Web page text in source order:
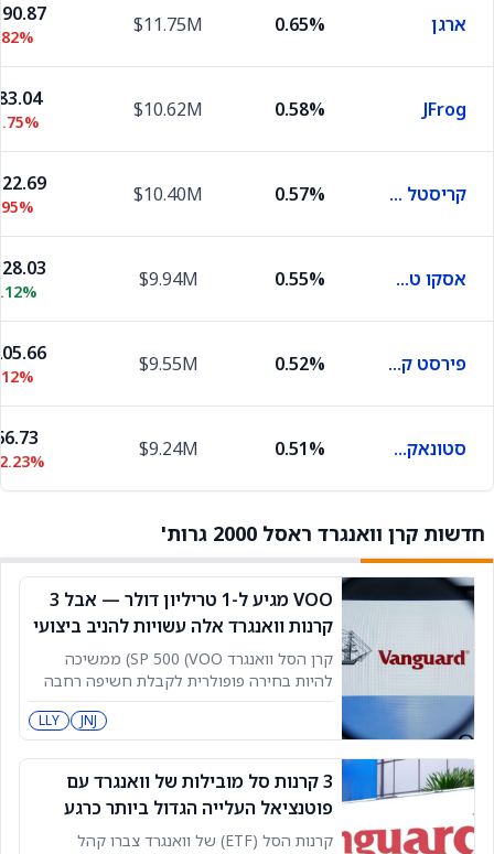
ארגן 0.65%
$11.75M
JFrog
0.58%
$10.62M
קריסטל ביוטק 0.57%
$10.40M
אסקו טכנולוג׳יז 0.55%
$9.94M
פירסט קאש פייננשל שירותים 0.52%
$9.55M
סטונאקס גרופ 0.51%
$9.24M
חדשות קרן וואנגרד ראסל 2000 גרות'
VOO מגיע ל-1 טריליון דולר — אבל 3
קרנות וואנגרד אלה עשויות להניב ביצועי
יתר עם אפסייד של יותר מ-20%קרן הסל וואנגרד SP 500 (VOO) ממשיכה
להיות בחירה פופולרית לקבלת חשיפה רחבה
לשוק. אתמול, קרן ה-ETF VOO חצתה רף של
1 טריליון דולר בנכסים, והפכה ל-ETF הראשון
בהיסטוריה שהגיע לאבן דרך זו. יחד עם זאת,
חלק מהמשקיעים מחפשים אלטרנטיבות
שעשויות להניב תשואה גבוהה יותר בשנת
2026. באמצעות כלי
JNJ
LLY
3 קרנות סל מובילות של וואנגרד עם
פוטנציאל העלייה הגדול ביותר כרגע
קרנות הסל (ETF) של וואנגרד צברו קהל